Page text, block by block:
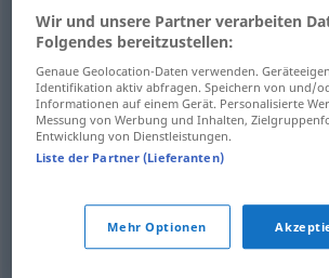
hegen undpflegen
leggjarækt
halbundhalb
hálftíhvoru
(mjög) almennt
Wir und unsere Partner verarbeiten
Folgendes bereitzustellen:
Genaue Geolocation-Daten verwenden.
Identifikation aktiv abfragen. Speichern von und/
Informationen auf einem Gerät. Personalisierte
Messung von Werbung und Inhalten,
Entwicklung von Dienstleistungen.
Liste der Partner (Lieferanten)
Mehr Optionen